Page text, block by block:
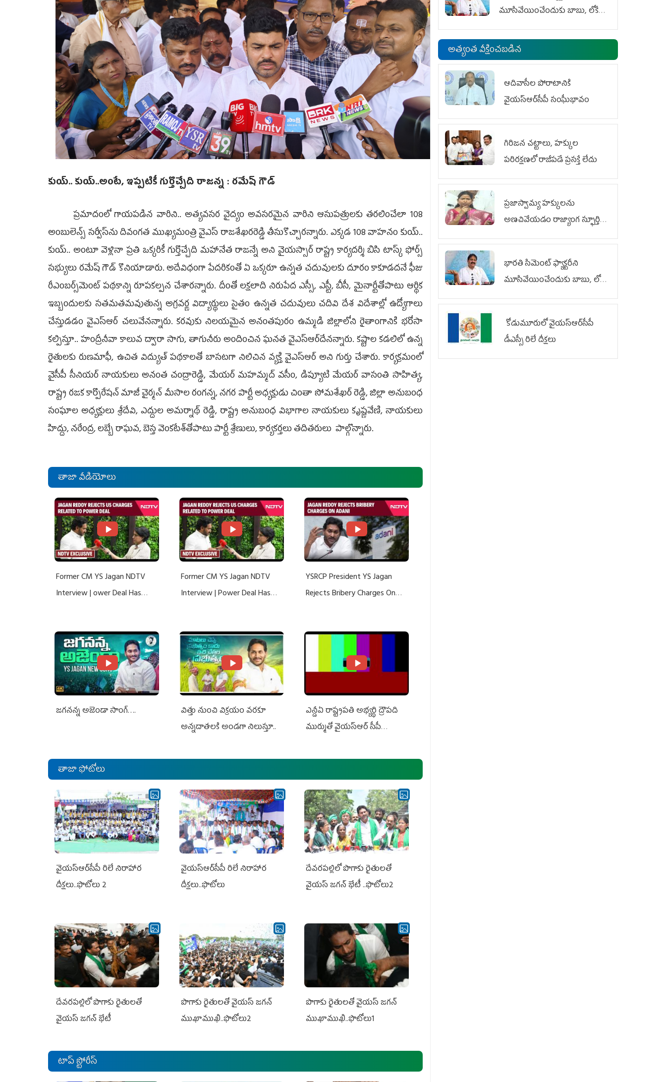
కుయ్‌.. కుయ్‌..అంటే, ఇప్పటికీ గుర్తొచ్చేది రాజన్న : రమేష్‌ గౌడ్‌
ప్రమాదంలో గాయపడిన వారిని.. అత్యవసర వైద్యం అవసరమైన వారిని ఆసుపత్రులకు తరలించేలా 108
అంబులెన్స్‌ సర్వీస్‌ను దివంగత ముఖ్యమంత్రి వైఎస్‌ రాజశేఖరరెడ్డి తీసుకొచ్చారన్నారు. ఎక్కడ 108 వాహనం కుయ్‌..
కుయ్‌.. అంటూ వెళ్లినా ప్రతి ఒక్కరికీ గుర్తొచ్చేది మహానేత రాజన్నే అని వైయస్సార్ రాష్ట్ర కార్యదర్శి బిసి టాస్క్ ఫోర్స్
సభ్యులు రమేష్ గౌడ్ కొనియాడారు. అదేవిధంగా పేదరికంతో ఏ ఒక్కరూ ఉన్నత చదువులకు దూరం కాకూడదనే ఫీజు
రీఎంబర్స్‌మెంట్‌ పథకాన్ని రూపకల్పన చేశారన్నారు. దీంతో లక్షలాది నిరుపేద ఎస్సీ, ఎస్టీ, బీసీ, మైనార్టీతోపాటు ఆర్థిక
ఇబ్బందులకు సతమతమవుతున్న అగ్రవర్ణ విద్యార్థులు సైతం ఉన్నత చదువులు చదివి దేశ విదేశాల్లో ఉద్యోగాలు
చేస్తుడడం వైఎస్‌ఆర్‌ చలువేనన్నారు. కరవుకు నిలయమైన అనంతపురం ఉమ్మడి జిల్లాలోని రైతాంగానికి భరోసా
కల్పిస్తూ.. హంద్రీనీవా కాలువ ద్వారా సాగు, తాగునీరు అందించిన ఘనత వైఎస్‌ఆర్‌దేనన్నారు. కష్టాల కడలిలో ఉన్న
రైతులకు రుణమాఫీ, ఉచిత విద్యుత్‌ పథకాలతో బాసటగా నిలిచిన వ్యక్తి వైఎస్‌ఆర్‌ అని గుర్తు చేశారు. కార్యక్రమంలో
వైసీపీ సీనియర్‌ నాయకులు అనంత చంద్రారెడ్డి, మేయర్‌ మహమ్మద్‌ వసీం, డిప్యూటి మేయర్‌ వాసంతి సాహిత్య,
రాష్ట్ర రజక కార్పొరేషన్‌ మాజీ చైర్మన్‌ మీసాల రంగన్న, నగర పార్టీ అధ్యక్షుడు చింతా సోమశేఖర్‌ రెడ్డి, జిల్లా అనుబంధ
సంఘాల అధ్యక్షులు శ్రీదేవి, ఎద్దుల అమర్నాథ్‌ రెడ్డి, రాష్ట్ర అనుబంధ విభాగాల నాయకులు కృష్ణవేణి, నాయకులు
హిద్దు, నరేంద్ర, లబ్బే రాఘవ, బెస్త వెంకటేశ్‌తోపాటు పార్టీ శ్రేణులు, కార్యకర్తలు తదితరులు పాల్గొన్నారు.
తాజా వీడియోలు
Former CM YS Jagan NDTV
Interview | ower Deal Has
Former CM YS Jagan NDTV
Interview | Power Deal Has
YSRCP President YS Jagan
Rejects Bribery Charges On
జగనన్న అజెండా సాంగ్….
విత్తు నుంచి విక్రయం వరకూ
అన్నదాతలకి అండగా నిలుస్తూ..
ఎన్డీఏ రాష్ట్ర‌ప‌తి అభ్య‌ర్థి ద్రౌప‌ది
ముర్ముతో వైయ‌స్ఆర్ సీపీ
ఎమ్మెల్యేలు, ఎంపీల స‌మావేశం
తాజా ఫోటోలు
వైయ‌స్ఆర్‌సీపీ రిలే నిరాహార
దీక్షలు..ఫొటోలు 2
వైయ‌స్ఆర్‌సీపీ రిలే నిరాహార
దీక్షలు..ఫొటోలు
దేవరపల్లిలో పొగాకు రైతులతో
వైయస్ జగన్ భేటీ ..ఫొటోలు2
దేవరపల్లిలో పొగాకు రైతులతో
వైయస్ జగన్ భేటీ
పొగాకు రైతుల‌తో వైయ‌స్ జ‌గ‌న్
ముఖాముఖి..ఫొటోలు2
పొగాకు రైతుల‌తో వైయ‌స్ జ‌గ‌న్
ముఖాముఖి..ఫొటోలు1
టాప్ స్టోరీస్
మూసివేయించేందుకు బాబు, లోకేశ్
కుట్ర
అత్యంత వీక్షించబడిన
ఆదివాసీల పోరాటానికి
వైయ‌స్ఆర్‌సీపీ సంఘీభావం
గిరిజన చట్టాలు, హక్కుల
పరిరక్షణలో రాజీపడే ప్రసక్తే లేదు
ప్రజాస్వామ్య హక్కులను
అణచివేయడం రాజ్యాంగ స్ఫూర్తికి
విరుద్ధం
భారతి సిమెంట్ ఫ్యాక్టరీని
మూసివేయించేందుకు బాబు, లోకేశ్
కుట్ర
కోడుమూరులో వైయ‌స్ఆర్‌సీపీ
డీఎస్సీ రిలే దీక్షలు